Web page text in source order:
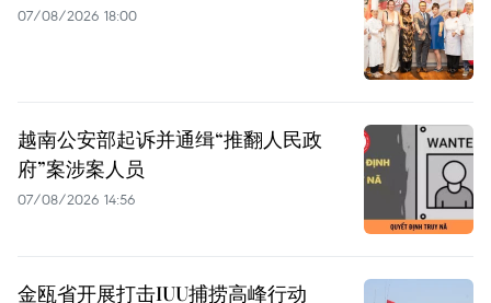
07/08/2026 18:00
越南公安部起诉并通缉“推翻人民政
府”案涉案人员
07/08/2026 14:56
金瓯省开展打击IUU捕捞高峰行动